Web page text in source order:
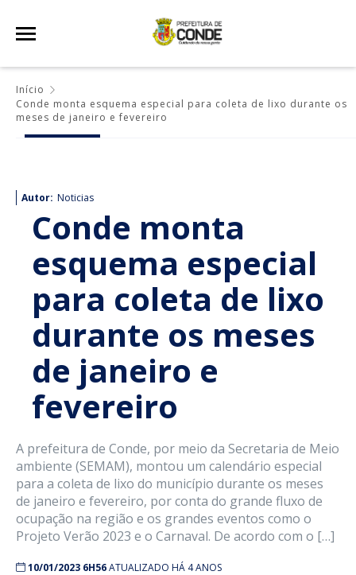
Início
Conde monta esquema especial para coleta de lixo durante os
meses de janeiro e fevereiro
Autor: Noticias
Conde monta
esquema especial
para coleta de lixo
durante os meses
de janeiro e
fevereiro
A prefeitura de Conde, por meio da Secretaria de Meio
ambiente (SEMAM), montou um calendário especial
para a coleta de lixo do município durante os meses
de janeiro e fevereiro, por conta do grande fluxo de
ocupação na região e os grandes eventos como o
Projeto Verão 2023 e o Carnaval. De acordo com o […]
10/01/2023 6H56ATUALIZADO HÁ 4 ANOS